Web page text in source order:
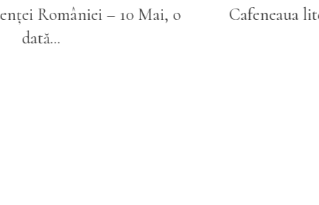
Cafeneaua literară alături de clasa a 9-a